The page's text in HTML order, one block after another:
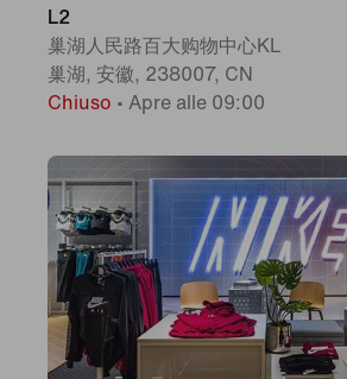
L2
巢湖人民路百大购物中心KL
巢湖, 安徽, 238007, CN
Chiuso • Apre alle 09:00